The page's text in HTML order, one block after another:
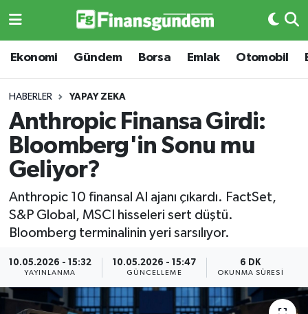
Ekonomi Gündem Borsa Emlak Otomobil
HABERLER YAPAY ZEKA
Anthropic Finansa Girdi:
Bloomberg'in Sonu mu
Geliyor?
Anthropic 10 finansal AI ajanı çıkardı. FactSet,
S&P Global, MSCI hisseleri sert düştü.
Bloomberg terminalinin yeri sarsılıyor.
10.05.2026 - 15:32
YAYINLANMA
10.05.2026 - 15:47
GÜNCELLEME
6 DK
OKUNMA SÜRESI
Ekonomi
Borsa
Emlak
Emtia
Otomobil
Gizlilik Sözleşmesi
Hakkımızda
Ekonomi
Borsa
Emlak
Otomobil
Emtia
BITCOIN
Yapay Zeka